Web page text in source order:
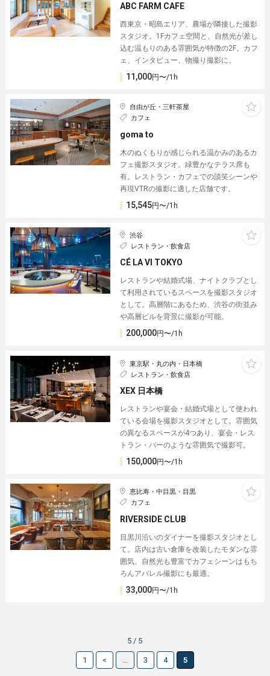
ABC FARM CAFE
西東京・昭島エリア、農場が隣接した撮影
スタジオ。1Fカフェ空間と、自然光が差し
込む温もりのある雰囲気が特徴の2F。カフ
ェ、インタビュー、物撮り撮影に。
11,000円〜/1h
自由が丘・三軒茶屋
カフェ
goma to︎
木のぬくもりが感じられる温かみのあるカ
フェ撮影スタジオ。緑豊かなテラス席も
有。レストラン・カフェでの談笑シーンや
再現VTRの撮影に適した店舗です。
15,545円〜/1h
渋谷
レストラン・飲食店
CÉ LA VI TOKYO
レストランや結婚式場、ナイトクラブとし
て利用されているスペースを撮影スタジオ
として。高層階にあるため、渋谷の街並み
や高層ビルを背景に撮影が可能。
200,000円〜/1h
東京駅・丸の内・日本橋
レストラン・飲食店
XEX 日本橋
レストランや宴会・結婚式場として使われ
ている会場を撮影スタジオとして。雰囲気
の異なるスペースが4つあり、宴会・レス
トラン・バーのような雰囲気で撮影可。
150,000円〜/1h
恵比寿・中目黒・目黒
カフェ
RIVERSIDE CLUB
目黒川沿いのダイナーを撮影スタジオとし
て。店内は古い倉庫を改装したモダンな雰
囲気。自然光も豊富でカフェシーンはもち
ろんアパレル撮影にも最適。
33,000円〜/1h
5 / 5
1 < ... 3 4 5